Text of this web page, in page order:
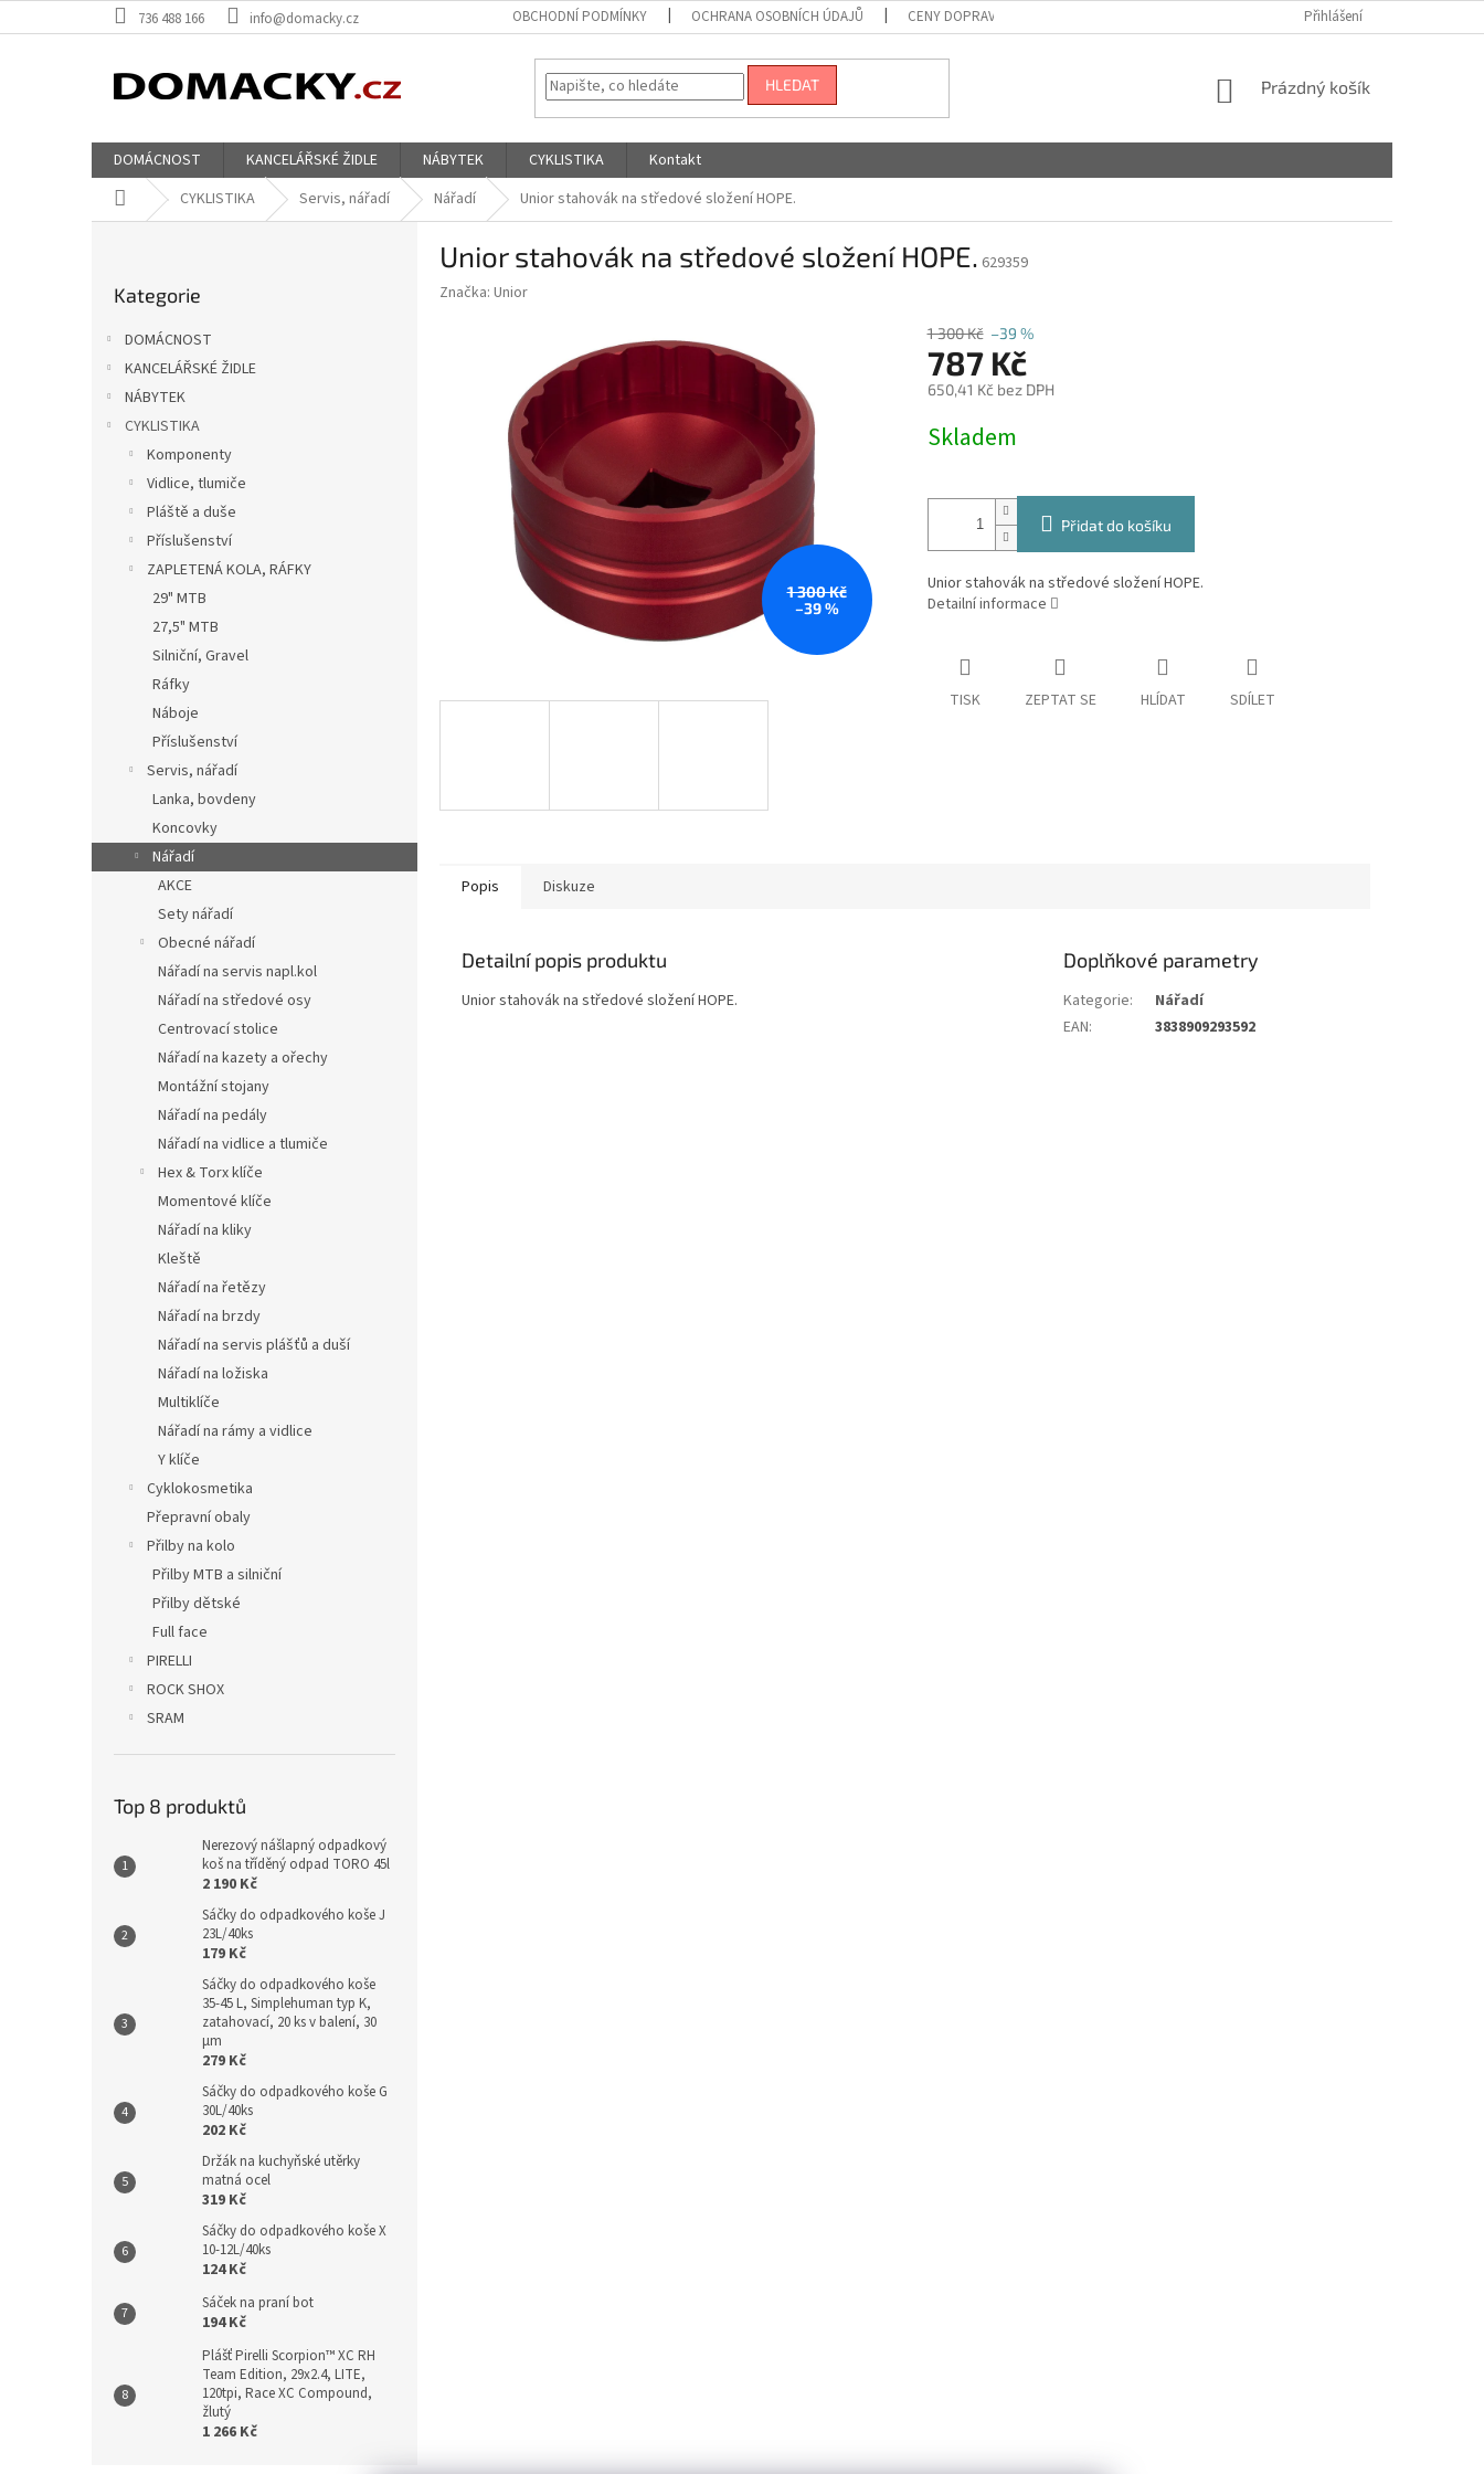
na
736 488 166 info@domacky.cz OBCHODNÍ PODMÍNKY OCHRANA OSOBNÍCH ÚDAJŮ CENY DOPRAVY Přihlášení
HLEDAT
NÁKUPNÍ
Prázdný košík
DOMÁCNOST KANCELÁŘSKÉ ŽIDLE NÁBYTEK CYKLISTIKA
Kontakt
Domů CYKLISTIKA Servis, nářadí Nářadí Unior stahovák na středové složení HOPE.
kategorie
Kategorie
DOMÁCNOST
KANCELÁŘSKÉ ŽIDLE
NÁBYTEK
CYKLISTIKA
Komponenty
Vidlice, tlumiče
Pláště a duše
Příslušenství
ZAPLETENÁ KOLA, RÁFKY
29" MTB
27,5" MTB
Silniční, Gravel
Ráfky
Náboje
Příslušenství
Servis, nářadí
Lanka, bovdeny
Koncovky
Nářadí
AKCE
Sety nářadí
Obecné nářadí
Nářadí na servis napl.kol
Nářadí na středové osy
Centrovací stolice
Nářadí na kazety a ořechy
Montážní stojany
Nářadí na pedály
Nářadí na vidlice a tlumiče
Hex & Torx klíče
Momentové klíče
Nářadí na kliky
Kleště
Nářadí na řetězy
Nářadí na brzdy
Nářadí na servis plášťů a duší
Nářadí na ložiska
Multiklíče
Nářadí na rámy a vidlice
Y klíče
Cyklokosmetika
Přepravní obaly
Přilby na kolo
Přilby MTB a silniční
Přilby dětské
Full face
PIRELLI
ROCK SHOX
SRAM
Top 8 produktů
Nerezový nášlapný odpadkový
koš na tříděný odpad TORO 45l
2 190 Kč
Sáčky do odpadkového koše J
23L/40ks
179 Kč
Sáčky do odpadkového koše
35-45 L, Simplehuman typ K,
zatahovací, 20 ks v balení, 30
µm
279 Kč
Sáčky do odpadkového koše G
30L/40ks
202 Kč
Držák na kuchyňské utěrky
matná ocel
319 Kč
Sáčky do odpadkového koše X
10-12L/40ks
124 Kč
Sáček na praní bot
194 Kč
Plášť Pirelli Scorpion™ XC RH
Team Edition, 29x2.4, LITE,
120tpi, Race XC Compound,
žlutý
1 266 Kč
Unior stahovák na středové složení HOPE. 629359
Značka: Unior
1 300 Kč
–39 %
1 300 Kč –39 %
787 Kč
650,41 Kč bez DPH
cena:
Skladem
Přidat do košíku
Unior stahovák na středové složení HOPE.
Detailní informace
TISK ZEPTAT SE HLÍDAT SDÍLET
Popis Diskuze
Detailní popis produktu
Unior stahovák na středové složení HOPE.
Doplňkové parametry
Kategorie:
Nářadí
EAN: 3838909293592